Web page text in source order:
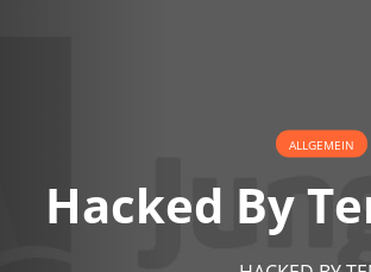
ALLGEMEIN
Hacked By